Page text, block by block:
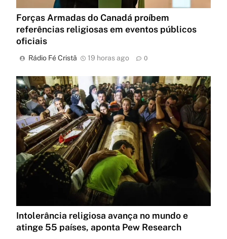
Forças Armadas do Canadá proíbem
referências religiosas em eventos públicos
oficiais
Rádio Fé Cristã 19 horas ago 0
Intolerância religiosa avança no mundo e
atinge 55 países, aponta Pew Research